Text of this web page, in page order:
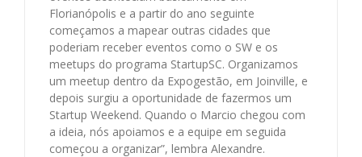
Florianópolis e a partir do ano seguinte
começamos a mapear outras cidades que
poderiam receber eventos como o SW e os
meetups do programa StartupSC. Organizamos
um meetup dentro da Expogestão, em Joinville, e
depois surgiu a oportunidade de fazermos um
Startup Weekend. Quando o Marcio chegou com
a ideia, nós apoiamos e a equipe em seguida
começou a organizar”, lembra Alexandre.